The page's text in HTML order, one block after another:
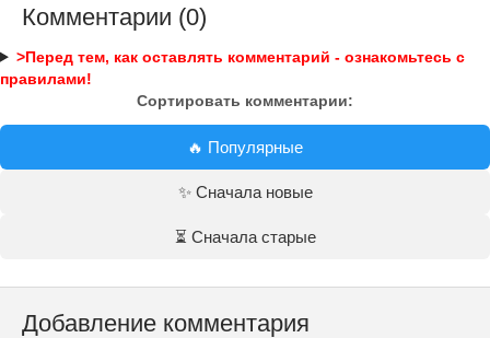
Комментарии (0)
>Перед тем, как оставлять комментарий - ознакомьтесь с
правилами!
Сортировать комментарии:
🔥 Популярные
✨ Сначала новые
⏳ Сначала старые
Добавление комментария